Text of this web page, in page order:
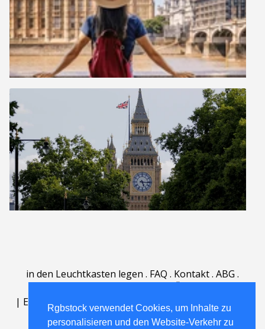
Rgbstock verwendet Cookies, um Inhalte zu
personalisieren und den Website-Verkehr zu
in den Leuchtkasten legen . FAQ . Kontakt. ABG .
| English | Deutsch Español | Polski | Português
Nederlands|